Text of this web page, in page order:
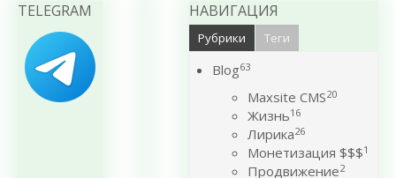
TELEGRAM НАВИГАЦИЯ
Рубрики Теги
Blog63
Maxsite CMS20
Жизнь16
Лирика26
Монетизация $$$1
Продвижение2